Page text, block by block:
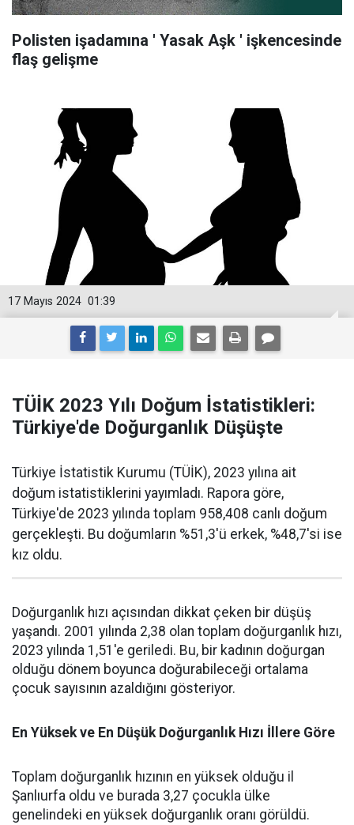
Polisten işadamına ' Yasak Aşk ' işkencesinde
flaş gelişme
01:39
17 Mayıs 2024
TÜİK 2023 Yılı Doğum İstatistikleri:
Türkiye'de Doğurganlık Düşüşte
Türkiye İstatistik Kurumu (TÜİK), 2023 yılına ait
doğum istatistiklerini yayımladı. Rapora göre,
Türkiye'de 2023 yılında toplam 958,408 canlı doğum
gerçekleşti. Bu doğumların %51,3'ü erkek, %48,7'si ise
kız oldu.
Doğurganlık hızı açısından dikkat çeken bir düşüş
yaşandı. 2001 yılında 2,38 olan toplam doğurganlık hızı,
2023 yılında 1,51'e geriledi. Bu, bir kadının doğurgan
olduğu dönem boyunca doğurabileceği ortalama
çocuk sayısının azaldığını gösteriyor.
En Yüksek ve En Düşük Doğurganlık Hızı İllere Göre
Toplam doğurganlık hızının en yüksek olduğu il
Şanlıurfa oldu ve burada 3,27 çocukla ülke
genelindeki en yüksek doğurganlık oranı görüldü.